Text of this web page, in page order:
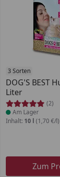
3 Sorten
DOG'S BEST
Liter
(2)
Produkt am
Am Lager
Inhalt: 10 l (1,70 €/l)
Zum